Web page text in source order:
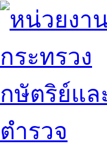
กระทรวง
กษัตริย์แล
ตำรวจ